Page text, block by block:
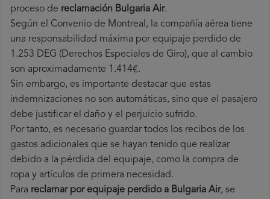
proceso de reclamación Bulgaria Air.
Según el Convenio de Montreal, la compañía aérea tiene
una responsabilidad máxima por equipaje perdido de
1.253 DEG (Derechos Especiales de Giro), que al cambio
son aproximadamente 1.414€.
Sin embargo, es importante destacar que estas
indemnizaciones no son automáticas, sino que el pasajero
debe justificar el daño y el perjuicio sufrido.
Por tanto, es necesario guardar todos los recibos de los
gastos adicionales que se hayan tenido que realizar
debido a la pérdida del equipaje, como la compra de
ropa y artículos de primera necesidad.
Para reclamar por equipaje perdido a Bulgaria Air, se